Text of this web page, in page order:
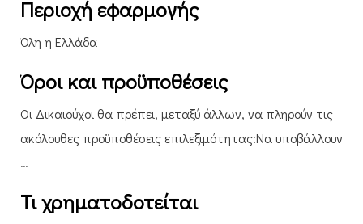
Περιοχή εφαρμογής
Όλη η Ελλάδα
Όροι και προϋποθέσεις
Οι Δικαιούχοι θα πρέπει, μεταξύ άλλων, να πληρούν τις
ακόλουθες προϋποθέσεις επιλεξιμότητας:Να υποβάλλουν
…
Τι χρηματοδοτείται